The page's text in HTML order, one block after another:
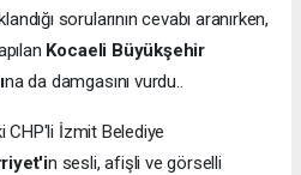
sorularının cevabı aranırken,
Kocaeli Büyükşehir
na da damgasını vurdu..
CHP'li İzmit Belediye
n sesli, afişli ve görselli